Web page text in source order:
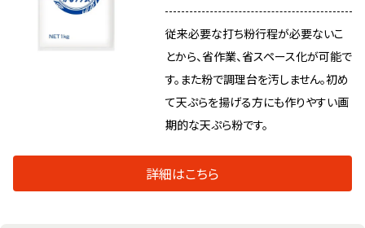
従来必要な打ち粉行程が必要ないこ
とから、省作業、省スペース化が可能で
す。また粉で調理台を汚しません。初め
て天ぷらを揚げる方にも作りやすい画
期的な天ぷら粉です。
詳細はこちら